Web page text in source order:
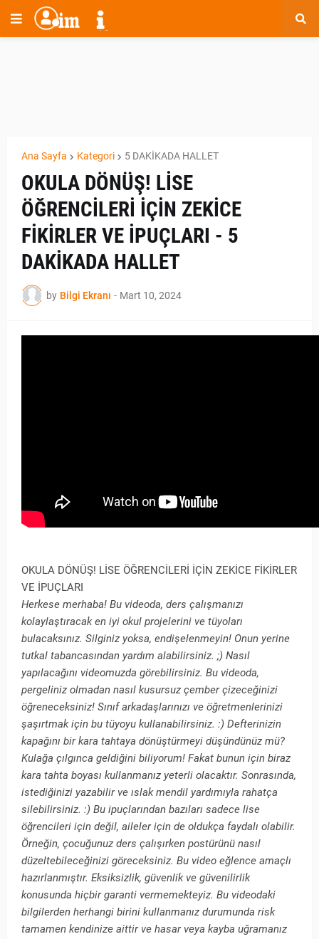
Ana Sayfa Kategori 5 DAKİKADA HALLET
OKULA DÖNÜŞ! LİSE
ÖĞRENCİLERİ İÇİN ZEKİCE
FİKİRLER VE İPUÇLARI - 5
DAKİKADA HALLET
by Bilgi Ekranı - Mart 10, 2024
OKULA DÖNÜŞ! LİSE ÖĞRENCİLERİ İÇİN ZEKİCE FİKİRLER
VE İPUÇLARI
Herkese merhaba! Bu videoda, ders çalışmanızı
kolaylaştıracak en iyi okul projelerini ve tüyoları
bulacaksınız. Silginiz yoksa, endişelenmeyin! Onun yerine
tutkal tabancasından yardım alabilirsiniz. ;) Nasıl
yapılacağını videomuzda görebilirsiniz. Bu videoda,
pergeliniz olmadan nasıl kusursuz çember çizeceğinizi
öğreneceksiniz! Sınıf arkadaşlarınızı ve öğretmenlerinizi
şaşırtmak için bu tüyoyu kullanabilirsiniz. :) Defterinizin
kapağını bir kara tahtaya dönüştürmeyi düşündünüz mü?
Kulağa çılgınca geldiğini biliyorum! Fakat bunun için biraz
kara tahta boyası kullanmanız yeterli olacaktır. Sonrasında,
istediğinizi yazabilir ve ıslak mendil yardımıyla rahatça
silebilirsiniz. :) Bu ipuçlarından bazıları sadece lise
öğrencileri için değil, aileler için de oldukça faydalı olabilir.
Örneğin, çocuğunuz ders çalışırken postürünü nasıl
düzeltebileceğinizi göreceksiniz. Bu video eğlence amaçlı
hazırlanmıştır. Eksiksizlik, güvenlik ve güvenilirlik
konusunda hiçbir garanti vermemekteyiz. Bu videodaki
bilgilerden herhangi birini kullanmanız durumunda risk
tamamen kendinize aittir ve hasar veya kayba uğramanız